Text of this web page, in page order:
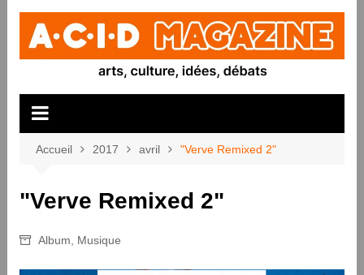
Aller
contenu
Accueil 2017 avril "Verve Remixed 2"
"Verve Remixed 2"
Album, Musique